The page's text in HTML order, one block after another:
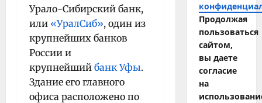
Урало-Сибирский банк,
или «УралСиб», один из
крупнейших банков
России и
крупнейший банк Уфы.
Здание его главного
офиса расположено по
Продолжая
пользоваться
сайтом,
вы даете
согласие
на